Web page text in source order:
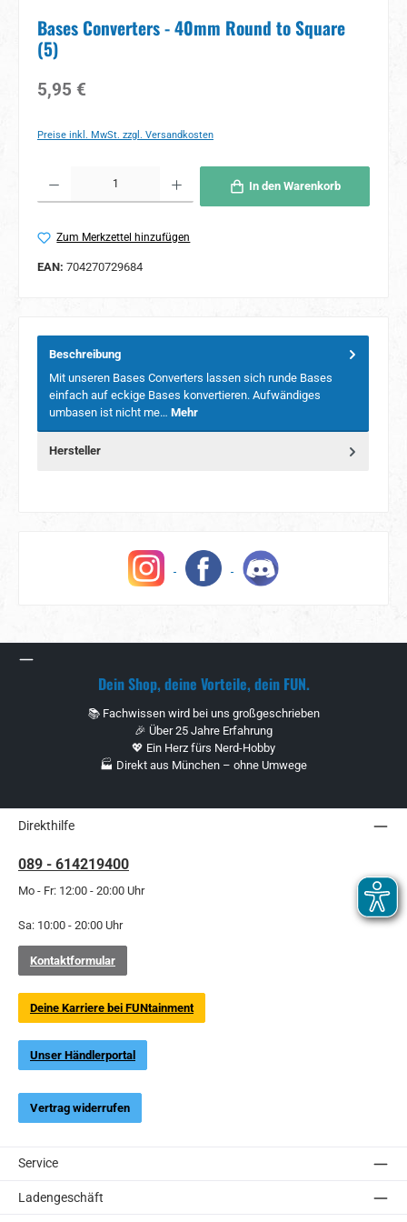
Bases Converters - 40mm Round to Square
(5)
Regulärer Preis:
5,95 €
Preise inkl. MwSt. zzgl. Versandkosten
In den Warenkorb
Zum Merkzettel hinzufügen
EAN: 704270729684
Beschreibung
Mit unseren Bases Converters lassen sich runde Bases
einfach auf eckige Bases konvertieren. Aufwändiges
umbasen ist nicht me… Mehr
Hersteller
Dein Shop, deine Vorteile, dein FUN.
📚 Fachwissen wird bei uns großgeschrieben
🎉 Über 25 Jahre Erfahrung
💖 Ein Herz fürs Nerd-Hobby
🏭 Direkt aus München – ohne Umwege
Direkthilfe
089 - 614219400
Mo - Fr: 12:00 - 20:00 Uhr
Sa: 10:00 - 20:00 Uhr
Kontaktformular
Deine Karriere bei FUNtainment
Unser Händlerportal
Vertrag widerrufen
Service
Ladengeschäft